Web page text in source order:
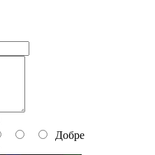
Добре